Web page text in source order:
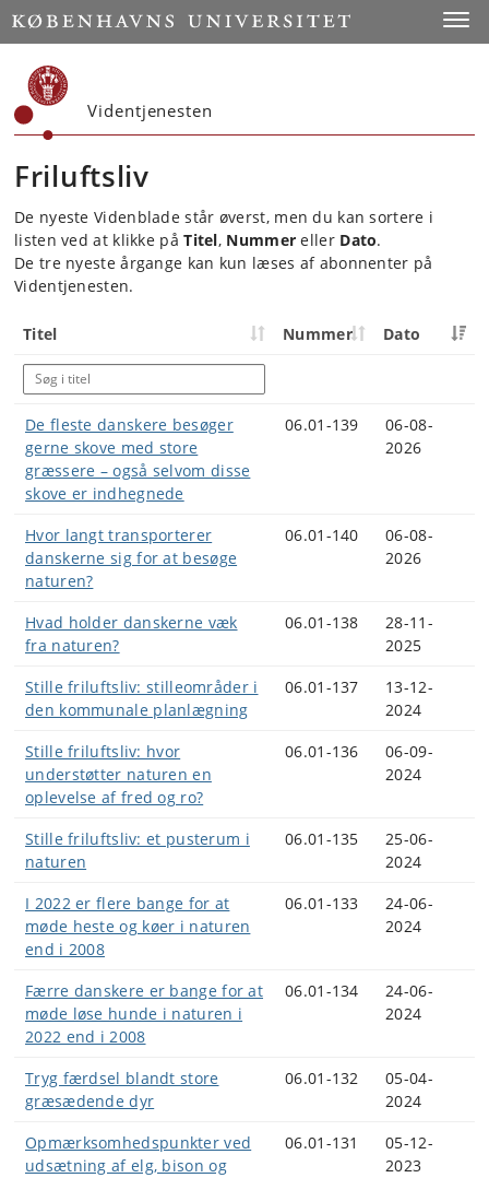
Start
Videntjenesten
Friluftsliv
De nyeste Videnblade står øverst, men du kan sortere i
listen ved at klikke påTitel, Nummer eller Dato.
De tre nyeste årgange kan kun læses af abonnenter på
Videntjenesten.
Titel Nummer Dato
De fleste danskere besøger
gerne skove med store
græssere – også selvom disse
skove er indhegnede
06.01-139
06-08-
2026
Hvor langt transporterer
danskerne sig for at besøge
naturen?
06.01-140
06-08-
2026
Hvad holder danskerne væk
fra naturen?
06.01-138
28-11-
2025
Stille friluftsliv: stilleområder i
den kommunale planlægning
06.01-137
13-12-
2024
Stille friluftsliv: hvor
understøtter naturen en
oplevelse af fred og ro?
06.01-136
06-09-
2024
Stille friluftsliv: et pusterum i
naturen
06.01-135
25-06-
2024
I 2022 er flere bange for at
møde heste og køer i naturen
end i 2008
06.01-133
24-06-
2024
Færre danskere er bange for at
møde løse hunde i naturen i
2022 end i 2008
06.01-134
24-06-
2024
Tryg færdsel blandt store
græsædende dyr
06.01-132
05-04-
2024
Opmærksomhedspunkter ved
udsætning af elg, bison og
06.01-131
05-12-
2023